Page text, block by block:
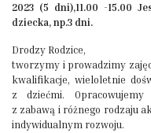
2023 (5 dni),11.00 -15.00
dziecka, np.3 dni.
Drodzy Rodzice,
tworzymy i prowadzimy
kwalifikacje, wieloletnie
z dziećmi.
z zabawą i różnego rodzaju
indywidualnym rozwoju.